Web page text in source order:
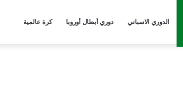
الدوري الاسباني دوري أبطال أوروبا كرة عالمية